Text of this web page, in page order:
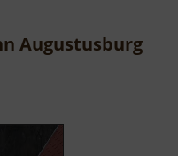
Augustusburg